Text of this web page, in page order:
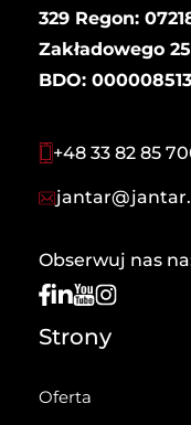
329 Regon:
Zakładowego
BDO: 000008513
+48 33 82 85
Obserwuj nas
Strony
Oferta